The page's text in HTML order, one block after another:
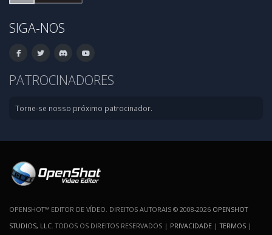
SIGA-NOS
PATROCINADORES
Torne-se nosso próximo patrocinador.
OPENSHOT™ EDITOR DE VÍDEO. DIREITOS AUTORAIS © 2008-2026 OPENSHOT
STUDIOS, LLC . TODOS OS DIREITOS RESERVADOS | PRIVACIDADE |TERMOS |